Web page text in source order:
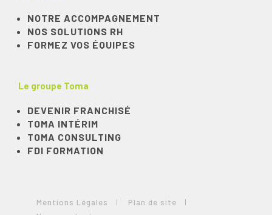
NOTRE ACCOMPAGNEMENT
NOS SOLUTIONS RH
FORMEZ VOS ÉQUIPES
Le groupe Toma
DEVENIR FRANCHISÉ
TOMA INTÉRIM
TOMA CONSULTING
FDI FORMATION
Mentions Légales
Plan de site